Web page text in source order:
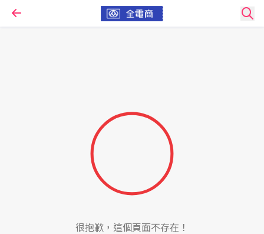
很抱歉，這個頁面不存在！